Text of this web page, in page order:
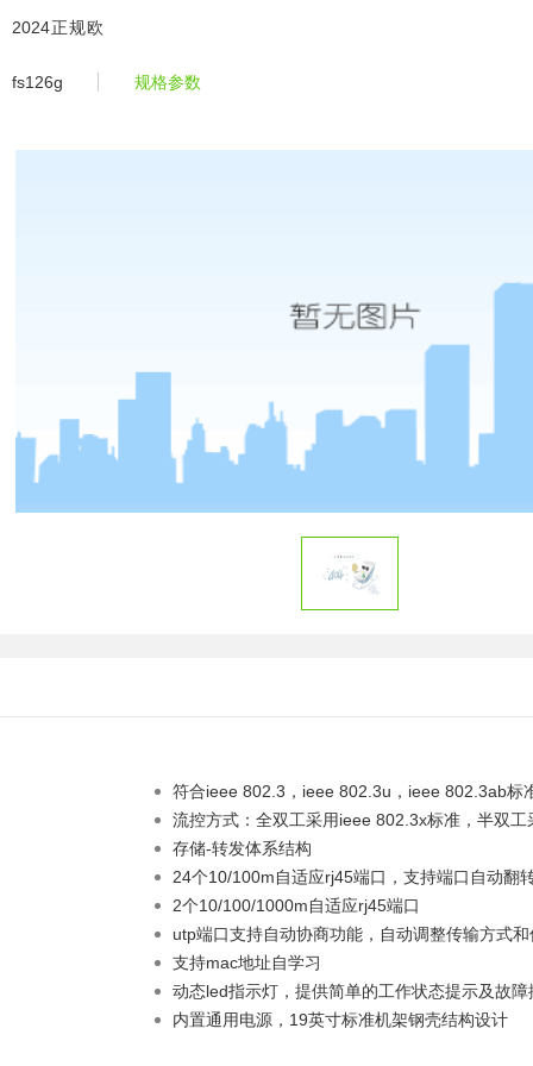
fs126g -2024正规欧洲杯平台
2024正规欧
洲杯平
fs126g 规格参数
符合ieee 802.3，ieee 802.3u，ieee 802.3ab标
流控方式：全双工采用ieee 802.3x标准，半双
存储-转发体系结构
24个10/100m自适应rj45端口，支持端口自动翻
2个10/100/1000m自适应rj45端口
utp端口支持自动协商功能，自动调整传输方式
支持mac地址自学习
动态led指示灯，提供简单的工作状态提示及故障
内置通用电源，19英寸标准机架钢壳结构设计